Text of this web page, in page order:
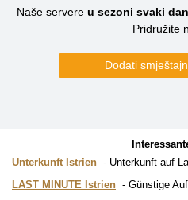
Naše servere u sezoni svaki
Pridružite
Dodati
Unterkunft Istrien
Unterkunft auf
LAST MINUTE Istrien
Günstige